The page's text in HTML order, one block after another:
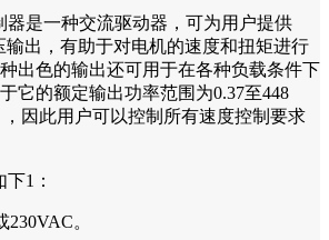
器是一种交流驱动器，可为用户提供
输出，有助于对电机的速度和扭矩进行
出色的输出还可用于在各种负载条件下
它的额定输出功率范围为0.37至448
，因此用户可以控制所有速度控制要求
1：
。